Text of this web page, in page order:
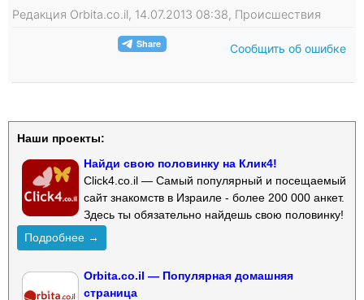
Редакция Orbita.co.il, 14.07.2013 08:38, Происшествия
Сообщить об ошибке
Наши проекты:
Найди свою половинку на Клик4!
Click4.co.il — Самый популярный и посещаемый
сайт знакомств в Израиле - более 200 000 анкет.
Здесь ты обязательно найдешь свою половинку!
Подробнее →
Orbita.co.il — Популярная домашняя
страница